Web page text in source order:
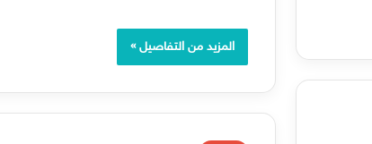
المزيد من التفاصيل »